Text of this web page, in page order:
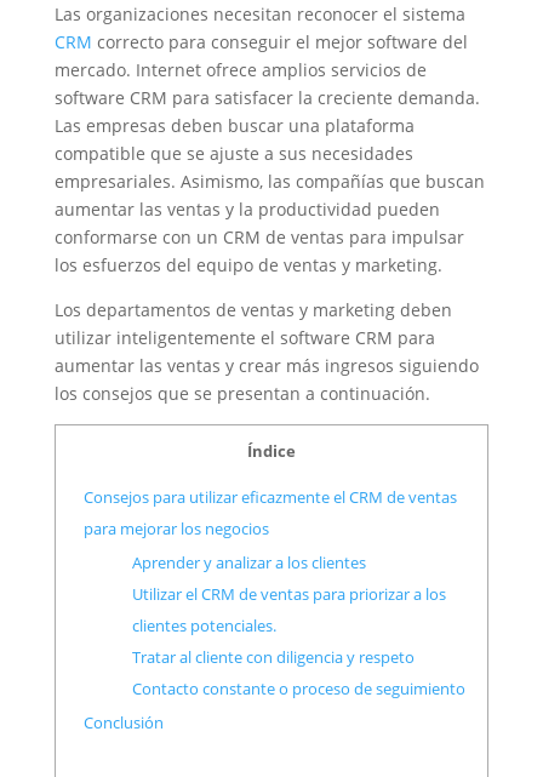
Las organizaciones necesitan reconocer el sistema
CRM correcto para conseguir el mejor software del
mercado. Internet ofrece amplios servicios de
software CRM para satisfacer la creciente demanda.
Las empresas deben buscar una plataforma
compatible que se ajuste a sus necesidades
empresariales. Asimismo, las compañías que buscan
aumentar las ventas y la productividad pueden
conformarse con un CRM de ventas para impulsar
los esfuerzos del equipo de ventas y marketing.
Los departamentos de ventas y marketing deben
utilizar inteligentemente el software CRM para
aumentar las ventas y crear más ingresos siguiendo
los consejos que se presentan a continuación.
Índice
Consejos para utilizar eficazmente el CRM de ventas
para mejorar los negocios
Aprender y analizar a los clientes
Utilizar el CRM de ventas para priorizar a los
clientes potenciales.
Tratar al cliente con diligencia y respeto
Contacto constante o proceso de seguimiento
Conclusión